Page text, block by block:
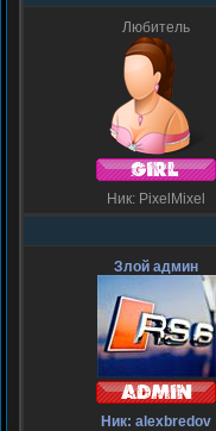
Любитель
Ник: PixelMixel
Злой админ
Ник: alexbredov